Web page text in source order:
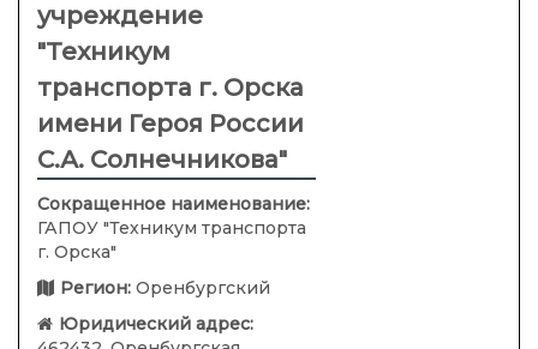
учреждение
"Техникум
транспорта г. Орска
имени Героя России
С.А. Солнечникова"
Сокращенное наименование:
ГАПОУ "Техникум транспорта
г. Орска"
Регион: Оренбургский
Юридический адрес: